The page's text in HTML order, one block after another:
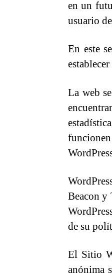
en un
usuario
En este
La web
Beacon y
de su
El Sitio
anónima